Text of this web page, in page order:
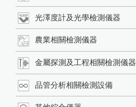
光澤度計及光學檢測儀器
農業相關檢測儀器
金屬探測及工程相關檢測儀器
品管分析相關檢測設備